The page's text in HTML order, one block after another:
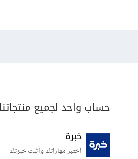
حساب واحد لجميع منتجاتنا
خبرة
اختبر مهاراتك وأثبت خبرتك